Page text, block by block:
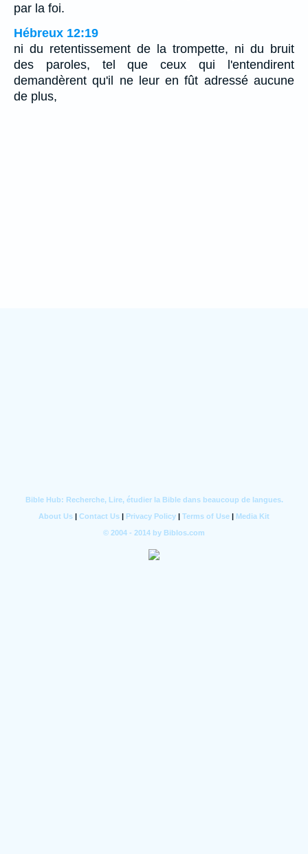
par la foi.
Hébreux 12:19
ni du retentissement de la trompette, ni du bruit
des paroles, tel que ceux qui l'entendirent
demandèrent qu'il ne leur en fût adressé aucune
de plus,